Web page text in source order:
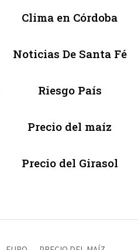
Clima en Córdoba
Noticias De Santa Fé
Riesgo País
Precio del maíz
Precio del Girasol